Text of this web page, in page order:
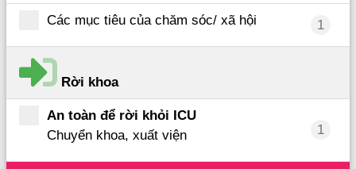
Các mục tiêu của chăm sóc/ xã hội 1
Rời khoa
An toàn để rời khỏi ICU
Chuyển khoa, xuất viện
1